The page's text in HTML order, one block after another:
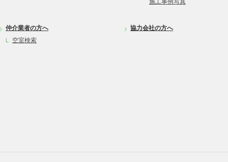
施工事例写真
仲介業者の方へ
空室検索
協力会社の方へ